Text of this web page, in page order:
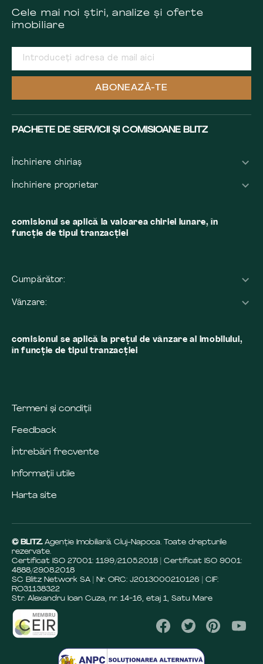
Cele mai noi știri, analize și oferte
imobiliare
ABONEAZĂ-TE
PACHETE DE SERVICII ȘI COMISIOANE BLITZ
Închiriere chiriaș
Închiriere proprietar
comisionul se aplică la valoarea chiriei lunare, în
funcție de tipul tranzacției
Cumpărător:
Vânzare:
comisionul se aplică la preţul de vânzare al imobilului,
în funcţie de tipul tranzacţiei
Termeni și condiții
Feedback
Întrebări frecvente
Informații utile
Harta site
© BLITZ. Agenție Imobiliară Cluj-Napoca. Toate drepturile
rezervate.
Certificat ISO 27001: 1199/21.05.2018 | Certificat ISO 9001:
4888/29.08.2018
SC Blitz Network SA | Nr. ORC: J2013000210126 | CIF:
RO31138322
Str. Alexandru Ioan Cuza, nr. 14-16, etaj 1, Satu Mare